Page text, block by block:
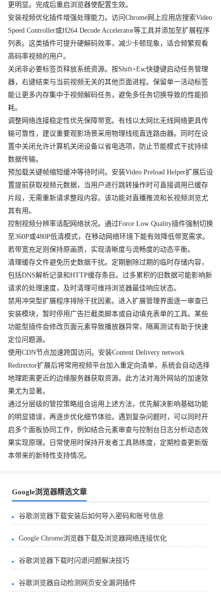
更明显。完成后重启浏览器使配置生效。
安装视频优化插件增强处理能力。访问Chrome网上应用店搜索Video
Speed Controller或H264 Decode Accelerator等工具并添加至扩展程序
列表。这类插件可提升硬解码效率，减少卡顿现象，适合频繁观看
高码率视频的用户。
关闭非必要标签页释放系统资源。按Shift+Esc快捷键启动任务管理
器，右键结束与当前视频无关的其他页面进程。保留单一活动标签
能让更多内存集中于视频解码任务，避免多任务切换导致的性能损
耗。
调整网络连接稳定性优先保障带宽。有线以太网比无线网络更具传
输可靠性，建议重要观影场景采用物理线缆直连路由器。同时在设
置中关闭允许计算机关闭设备以省电选项，防止节能模式干扰持续
数据传输。
预加载关键帧缩短缓冲等待时间。安装Video Preload Helper扩展后设
置提前获取视频元数据，当用户进行跳转操作时可直接调用已缓存
片段，无需重新请求整段内容。该功能对直播推流和长视频浏览尤
其有用。
控制视频分辨率适配网络状况。通过Force Low Quality插件强制切换
至360P或480P低清模式，在移动网络环境下能有效降低带宽需求。
若带宽充足则保持原画质，实现清晰度与流畅度的动态平衡。
清理缓存文件避免历史数据干扰。定期删除过期的临时存储内容，
包括DNS解析记录和HTTP缓存条目。过多累积的旧数据可能影响新
请求的处理速度，及时清理可维持浏览器最佳响应状态。
禁用冲突型扩展程序排除干扰因素。进入扩展管理界面逐一审查已
安装模块，暂时停用广告拦截类脚本或自动填充表单的工具。某些
功能型插件会修改页面元素导致播放器异常，隔离测试有助于快速
定位问题源。
使用CDN节点加速跨国访问。安装Content Delivery network
Redirector扩展后将常用视频平台加入重定向清单，系统会自动选择
地理距离更近的边缘服务器获取资源。此方法对海外网站的加速效
果尤为显著。
通过分层级的管控策略组合运用上述方法，优先解决影响基础功能
的明显错误，再逐步优化细节体验。遇到复杂问题时，可以同时开
启多个面板协同工作，例如结合元素审查与控制台日志分析动态效
果实现原理。日常使用时保持开发者工具熟练度，定期检查更新版
本带来的新特性支持情况。
Google浏览器精选文章
谷歌浏览器下载安装后如何导入密码和账号信息
Google Chrome浏览器下载及浏览器网络连接优化
谷歌浏览器下载时闪退问题解决技巧
谷歌浏览器自动检测网页安全漏洞插件